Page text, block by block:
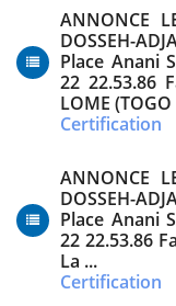
ANNONCE
DOSSEH-
Place Anani
22 22.53.86
LOME (TOGO
Certification
ANNONCE
DOSSEH-
Place Anani
22 22.53.86
La ...
Certification